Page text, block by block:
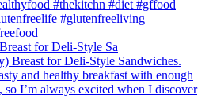
for Deli-Style Sa